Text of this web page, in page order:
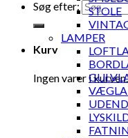
Søg efter:
Kurv
Ingen varer i kurven.
STOLE
LAMPER